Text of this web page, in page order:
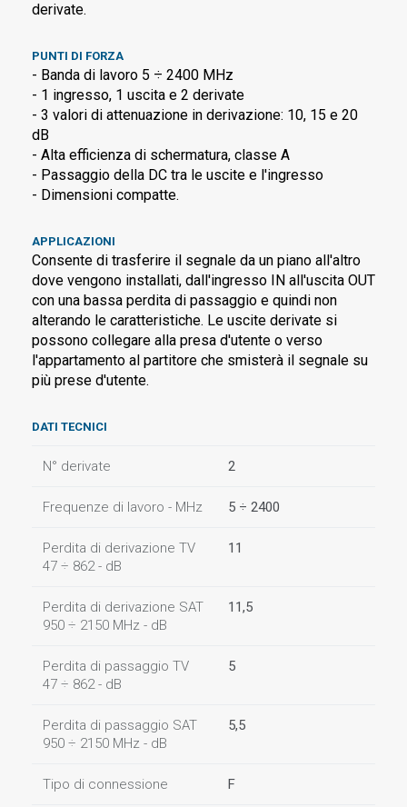
derivate.
PUNTI DI FORZA
- Banda di lavoro 5 ÷ 2400 MHz
- 1 ingresso, 1 uscita e 2 derivate
- 3 valori di attenuazione in derivazione: 10, 15 e 20
dB
- Alta efficienza di schermatura, classe A
- Passaggio della DC tra le uscite e l'ingresso
- Dimensioni compatte.
APPLICAZIONI
Consente di trasferire il segnale da un piano all'altro
dove vengono installati, dall'ingresso IN all'uscita OUT
con una bassa perdita di passaggio e quindi non
alterando le caratteristiche. Le uscite derivate si
possono collegare alla presa d'utente o verso
l'appartamento al partitore che smisterà il segnale su
più prese d'utente.
DATI TECNICI
N° derivate 2
Frequenze di lavoro - MHz 5 ÷ 2400
Perdita di derivazione TV
47 ÷ 862 - dB
11
Perdita di derivazione SAT
950 ÷ 2150 MHz - dB
11,5
Perdita di passaggio TV
47 ÷ 862 - dB
5
Perdita di passaggio SAT
950 ÷ 2150 MHz - dB
5,5
Tipo di connessione F